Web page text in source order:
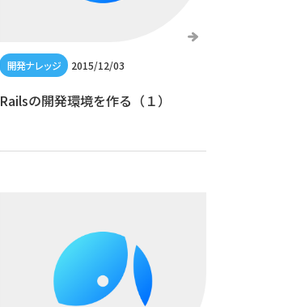
2015/12/03
Railsの開発環境を作る（１）